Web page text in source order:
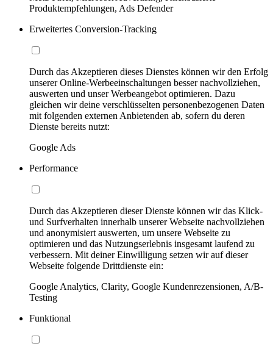
Produktempfehlungen, Ads Defender
Erweitertes Conversion-Tracking
Durch das Akzeptieren dieses Dienstes können wir den Erfolg
unserer Online-Werbeeinschaltungen besser nachvollziehen,
auswerten und unser Werbeangebot optimieren. Dazu
gleichen wir deine verschlüsselten personenbezogenen Daten
mit folgenden externen Anbietenden ab, sofern du deren
Dienste bereits nutzt:
Google Ads
Performance
Durch das Akzeptieren dieser Dienste können wir das Klick-
und Surfverhalten innerhalb unserer Webseite nachvollziehen
und anonymisiert auswerten, um unsere Webseite zu
optimieren und das Nutzungserlebnis insgesamt laufend zu
verbessern. Mit deiner Einwilligung setzen wir auf dieser
Webseite folgende Drittdienste ein:
Google Analytics, Clarity, Google Kundenrezensionen, A/B-
Testing
Funktional